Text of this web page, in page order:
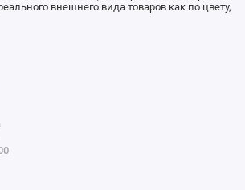
внешнего вида товаров как по цвету,